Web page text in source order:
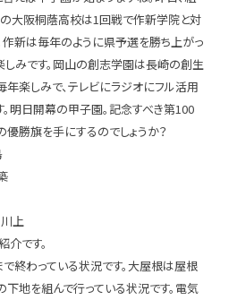
大阪桐蔭高校は1回戦で作新学院と対
作新は毎年のように県予選を勝ち上がっ
しみです。岡山の創志学園は長崎の創生
年楽しみで、テレビにラジオにフル活用
。明日開幕の甲子園。記念すべき第100
勝旗を手にするのでしょうか？
上
です。
終わっている状況です。大屋根は屋根
下地を組んで行っている状況です。電気